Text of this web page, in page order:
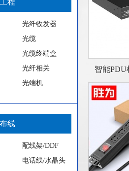
程
光纤收发器
光缆
光缆终端盒
光纤相关
光端机
线
配线架/DDF
电话线/水晶头
智能PDU